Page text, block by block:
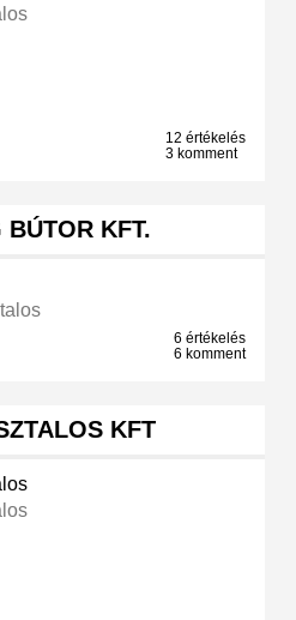
12 értékelés
3 komment
BÚTOR KFT.
6 értékelés
6 komment
KFT